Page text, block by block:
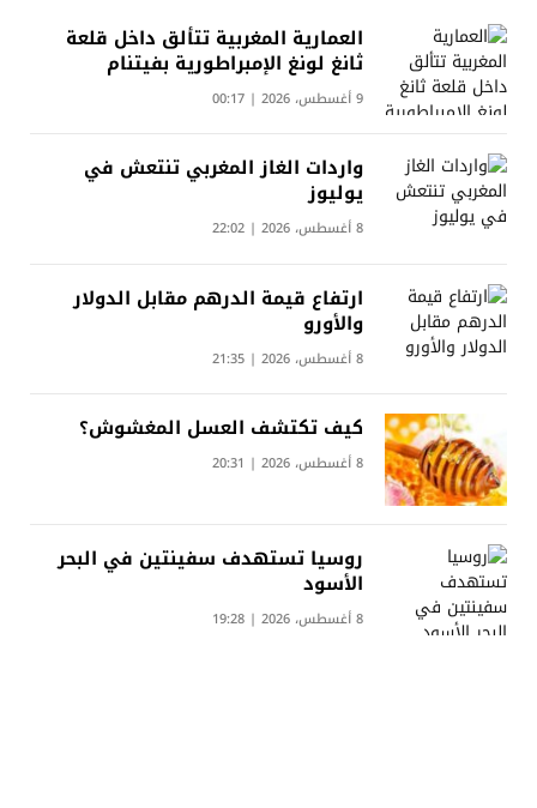
العمارية المغربية تتألق داخل قلعة
ثانغ لونغ الإمبراطورية بفيتنام
9 أغسطس، 2026 | 00:17
واردات الغاز المغربي تنتعش في
يوليوز
8 أغسطس، 2026 | 22:02
ارتفاع قيمة الدرهم مقابل الدولار
والأورو
8 أغسطس، 2026 | 21:35
كيف تكتشف العسل المغشوش؟
8 أغسطس، 2026 | 20:31
روسيا تستهدف سفينتين في البحر
الأسود
8 أغسطس، 2026 | 19:28